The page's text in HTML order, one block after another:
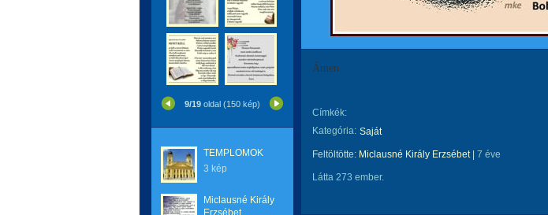
9/19 oldal (150 kép)
TEMPLOMOK
3 kép
Miclausné Király
Erzsébet
Ámen
Címkék:
Kategória: Saját
Feltöltötte: Miclausné Király Erzsébet| 7 éve
Látta 273 ember.